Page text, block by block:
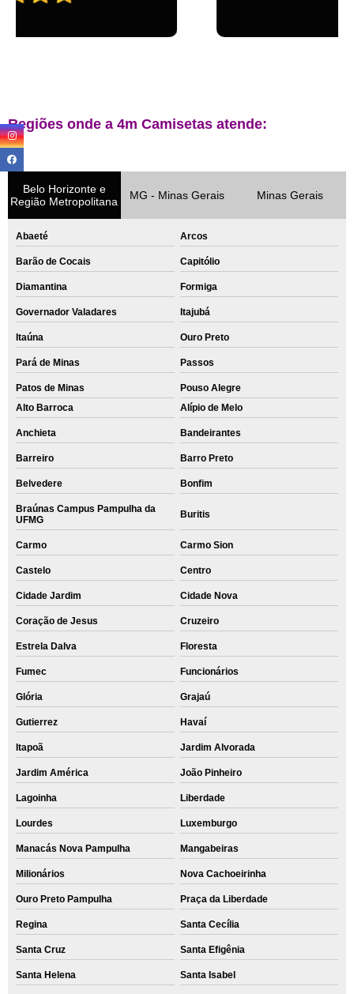
Regiões onde a 4m Camisetas atende:
Belo Horizonte e
Região Metropolitana
MG - Minas Gerais Minas Gerais
Abaeté Arcos
Barão de Cocais Capitólio
Diamantina Formiga
Governador Valadares Itajubá
Itaúna Ouro Preto
Pará de Minas Passos
Patos de Minas
Pouso Alegre
Alto Barroca
Alípio de Melo
Anchieta Bandeirantes
Barreiro Barro Preto
Belvedere Bonfim
Braúnas Campus Pampulha da
UFMG
Buritis
Carmo Carmo Sion
Castelo Centro
Cidade Jardim Cidade Nova
Coração de Jesus Cruzeiro
Estrela Dalva Floresta
Fumec Funcionários
Glória Grajaú
Gutierrez Havaí
Itapoã Jardim Alvorada
Jardim América João Pinheiro
Lagoinha Liberdade
Lourdes Luxemburgo
Manacás Nova Pampulha Mangabeiras
Milionários Nova Cachoeirinha
Ouro Preto Pampulha Praça da Liberdade
Regina Santa Cecília
Santa Cruz Santa Efigênia
Santa Helena Santa Isabel